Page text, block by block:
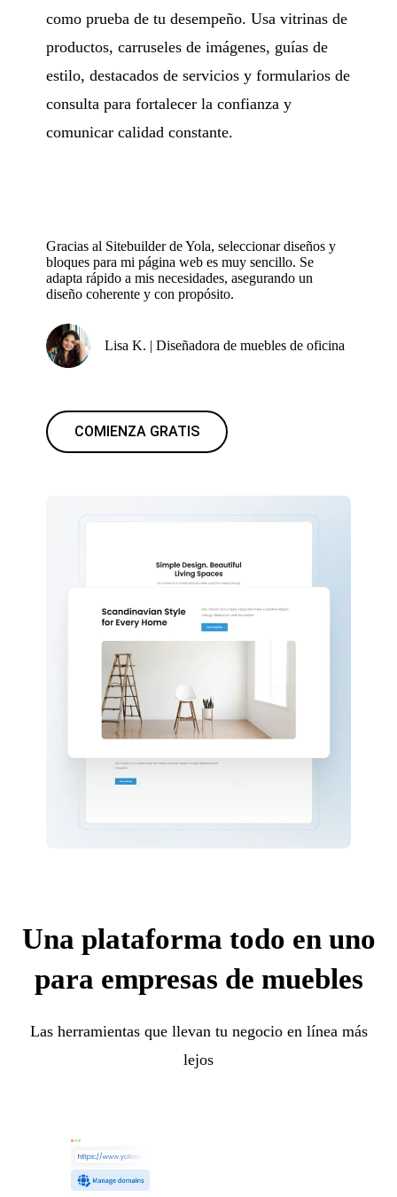
como prueba de tu desempeño. Usa vitrinas de
productos, carruseles de imágenes, guías de
estilo, destacados de servicios y formularios de
consulta para fortalecer la confianza y
comunicar calidad constante.
Gracias al Sitebuilder de Yola, seleccionar diseños y
bloques para mi página web es muy sencillo. Se
adapta rápido a mis necesidades, asegurando un
diseño coherente y con propósito.
Lisa K. | Diseñadora de muebles de oficina
COMIENZA GRATIS
Una plataforma todo en uno
para empresas de muebles
Las herramientas que llevan tu negocio en línea más
lejos